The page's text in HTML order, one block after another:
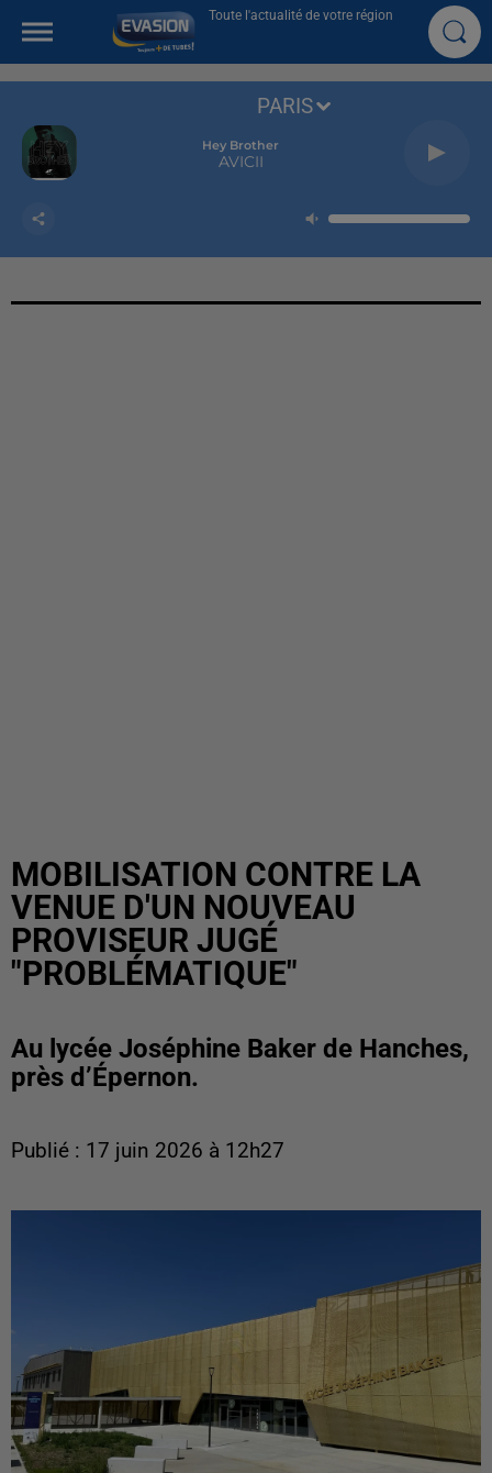
Toute l'actualité de votre région
Hey Brother
AVICII
PARIS
MOBILISATION CONTRE LA
VENUE D'UN NOUVEAU
PROVISEUR JUGÉ
"PROBLÉMATIQUE"
Au lycée Joséphine Baker de Hanches,
près d’Épernon.
Publié : 17 juin 2026 à 12h27